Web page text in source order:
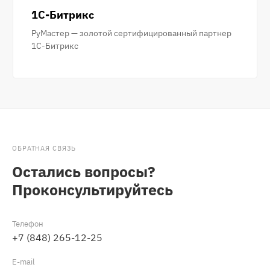
1С-Битрикс
РуМастер — золотой сертифицированный партнер
1С-Битрикс
ОБРАТНАЯ СВЯЗЬ
Остались вопросы?
Проконсультируйтесь
Телефон
+7 (848) 265-12-25
E-mail